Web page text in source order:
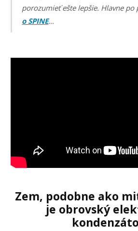
porozumieť ešte lepšie. Hlavne
o SPINE…
Zem, podobne ako
je obrovský